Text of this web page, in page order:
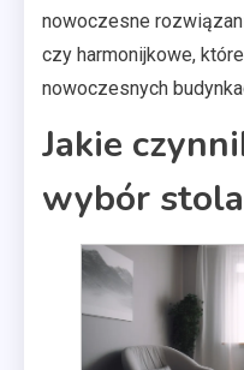
nowoczesne
czy harmonijkowe,
nowoczesnych
Jakie
wybór